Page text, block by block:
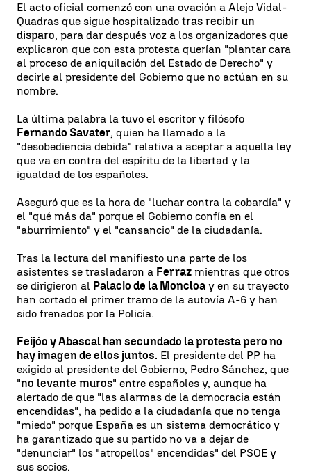
El acto oficial comenzó con una ovación a Alejo Vidal-
Quadras que sigue hospitalizado tras recibir un
disparo, para dar después voz a los organizadores que
explicaron que con esta protesta querían "plantar cara
al proceso de aniquilación del Estado de Derecho" y
decirle al presidente del Gobierno que no actúan en su
nombre.
La última palabra la tuvo el escritor y filósofo
Fernando Savater, quien ha llamado a la
"desobediencia debida" relativa a aceptar a aquella ley
que va en contra del espíritu de la libertad y la
igualdad de los españoles.
Aseguró que es la hora de "luchar contra la cobardía" y
el "qué más da" porque el Gobierno confía en el
"aburrimiento" y el "cansancio" de la ciudadanía.
Tras la lectura del manifiesto una parte de los
asistentes se trasladaron a Ferraz mientras que otros
se dirigieron al Palacio de la Moncloa y en su trayecto
han cortado el primer tramo de la autovía A-6 y han
sido frenados por la Policía.
Feijóo y Abascal han secundado la protesta pero no
hay imagen de ellos juntos. El presidente del PP ha
exigido al presidente del Gobierno, Pedro Sánchez, que
"no levante muros" entre españoles y, aunque ha
alertado de que "las alarmas de la democracia están
encendidas", ha pedido a la ciudadanía que no tenga
"miedo" porque España es un sistema democrático y
ha garantizado que su partido no va a dejar de
"denunciar" los "atropellos" encendidas" del PSOE y
sus socios.